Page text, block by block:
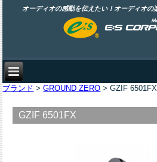
オーディオの感動を伝えたい！オーディオの
ブランド >GROUND ZERO > GZIF 6501FX
GZIF 6501FX